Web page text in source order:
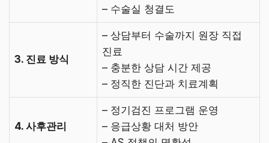
– 수술실 청결도
3. 진료 방식
– 상담부터 수술까지 원장 직접
진료
– 충분한 상담 시간 제공
– 정직한 진단과 치료계획
4. 사후관리
– 정기검진 프로그램 운영
– 응급상황 대처 방안